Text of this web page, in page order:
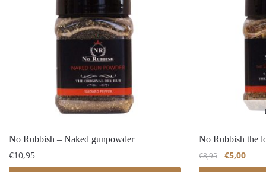
No Rubbish – Naked gunpowder
€10,95
No Rubbish the
€8,95 €5,00